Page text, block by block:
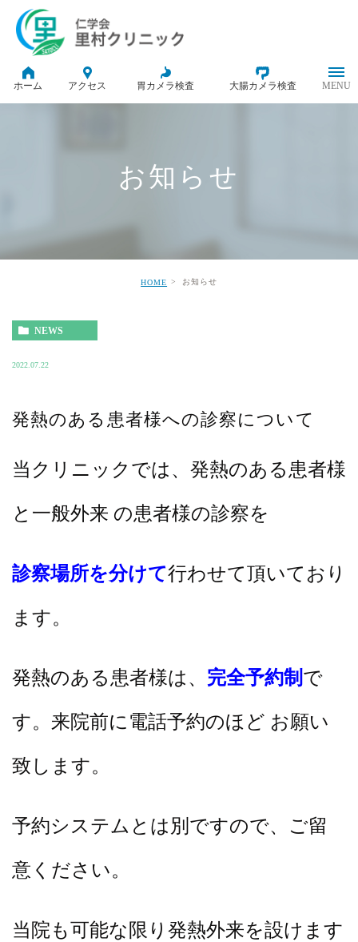
ホーム アクセス 胃カメラ検査 大腸カメラ検査
お知らせ
HOME お知らせ
NEWS
2022.07.22
発熱のある患者様への診察について
当クリニックでは、発熱のある患者様
と一般外来 の患者様の診察を
診察場所を分けて行わせて頂いており
ます。
発熱のある患者様は、 完全予約制 で
す。来院前に電話予約のほど お願い
致します。
予約システムとは別ですので、ご留
意ください。
当院も可能な限り発熱外来を設けます